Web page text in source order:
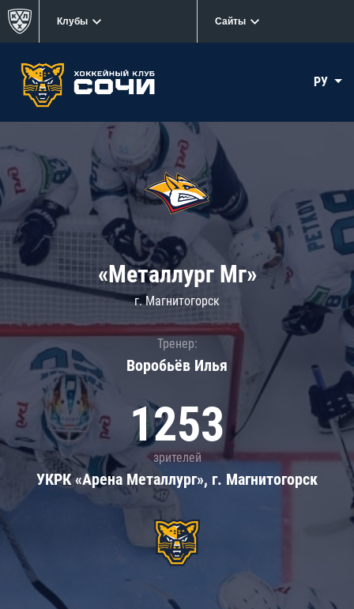
Клубы Сайты
РУ
«Металлург Мг»
г. Магнитогорск
Тренер:
Воробьёв Илья
1253
зрителей
УКРК «Арена Металлург», г. Магнитогорск